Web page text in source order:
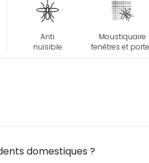
Anti
nuisible
Moustiquaire
fenêtres et
domestiques ?